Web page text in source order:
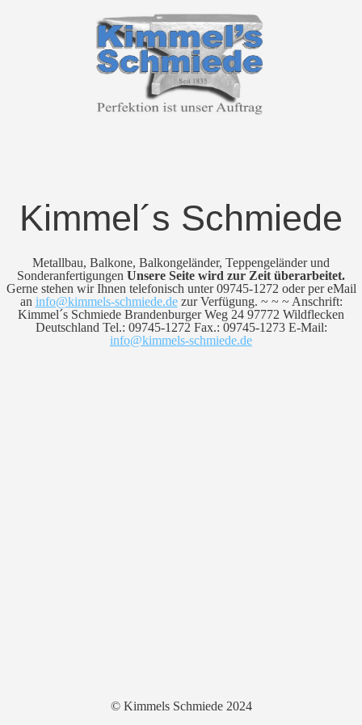
Kimmel´s Schmiede
Metallbau, Balkone, Balkongeländer, Teppengeländer und
Sonderanfertigungen Unsere Seite wird zur Zeit überarbeitet.
Gerne stehen wir Ihnen telefonisch unter 09745-1272 oder per eMail
an info@kimmels-schmiede.dezur Verfügung. ~ ~ ~ Anschrift:
Kimmel´s Schmiede Brandenburger Weg 24 97772 Wildflecken
Deutschland Tel.: 09745-1272 Fax.: 09745-1273 E-Mail:
info@kimmels-schmiede.de
© Kimmels Schmiede 2024